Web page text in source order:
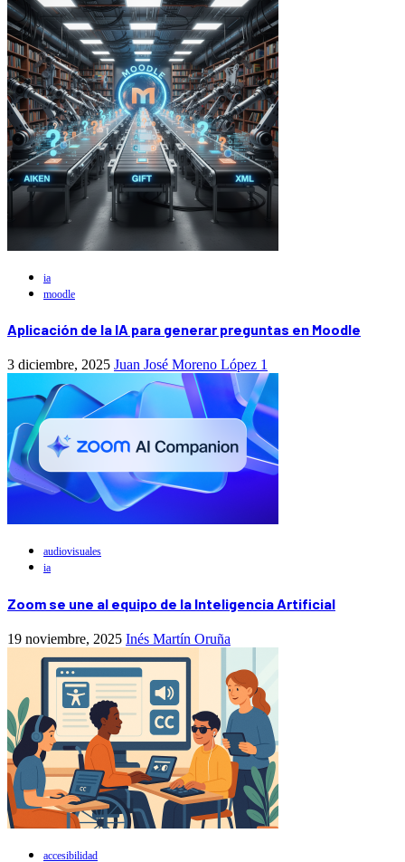
ia
moodle
Aplicación de la IA para generar preguntas en Moodle
3 diciembre, 2025 Juan José Moreno López 1
audiovisuales
ia
Zoom se une al equipo de la Inteligencia Artificial
19 noviembre, 2025 Inés Martín Oruña
accesibilidad